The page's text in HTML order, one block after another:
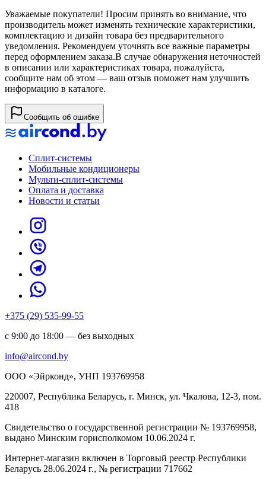
Уважаемые покупатели! Просим принять во внимание, что
производитель может изменять технические характеристики,
комплектацию и дизайн товара без предварительного
уведомления. Рекомендуем уточнять все важные параметры
перед оформлением заказа.В случае обнаружения неточностей
в описании или характеристиках товара, пожалуйста,
сообщите нам об этом — ваш отзыв поможет нам улучшить
информацию в каталоге.
Сообщить об ошибке
Сплит-системы
Мобильные кондиционеры
Мульти-сплит-системы
Оплата и доставка
Новости и статьи
+375 (29) 535-99-55
с 9:00 до 18:00 — без выходных
info@aircond.by
ООО «Эйрконд», УНП 193769958
220007, Республика Беларусь, г. Минск, ул. Чкалова, 12-3, пом.
418
Cвидетельство о государственной регистрации № 193769958,
выдано Минским горисполкомом 10.06.2024 г.
Интернет-магазин включен в Торговый реестр Республики
Беларусь 28.06.2024 г., № регистрации 717662